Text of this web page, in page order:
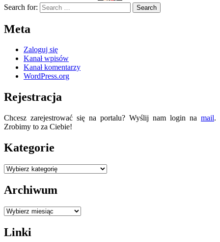
Search for:
Meta
Zaloguj się
Kanał wpisów
Kanał komentarzy
WordPress.org
Rejestracja
Chcesz zarejestrować się na portalu? Wyślij nam login na mail.
Zrobimy to za Ciebie!
Kategorie
Kategorie
Archiwum
Archiwum
Linki